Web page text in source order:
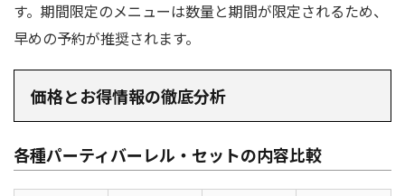
す。期間限定のメニューは数量と期間が限定されるため、
早めの予約が推奨されます。
価格とお得情報の徹底分析
各種パーティバーレル・セットの内容比較